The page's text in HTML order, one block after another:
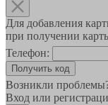
Для добавления
при получении
Телефон:
Возникли
Вход или